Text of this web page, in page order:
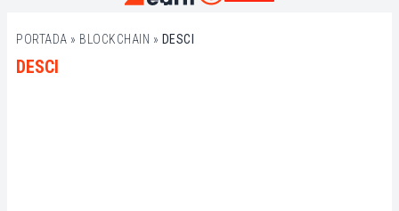
PORTADA » BLOCKCHAIN » DESCI
DESCI